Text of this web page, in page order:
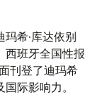
玛希·库达依别
西班牙全国性报
刊登了迪玛希
际影响力。